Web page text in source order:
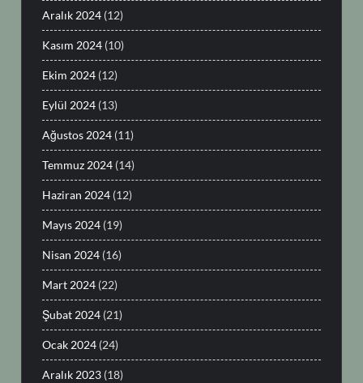
Aralık 2024 (12)
Kasım 2024 (10)
Ekim 2024 (12)
Eylül 2024 (13)
Ağustos 2024 (11)
Temmuz 2024 (14)
Haziran 2024 (12)
Mayıs 2024 (19)
Nisan 2024 (16)
Mart 2024 (22)
Şubat 2024 (21)
Ocak 2024 (24)
Aralık 2023 (18)